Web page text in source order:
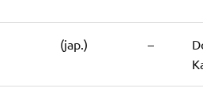
(jap.) –